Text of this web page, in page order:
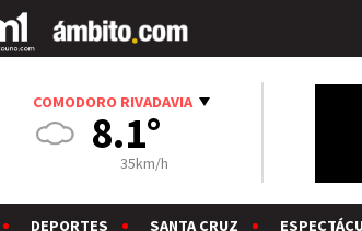
COMODORO RIVADAVIA
8.1°
35km/h
DEPORTES SANTA CRUZ